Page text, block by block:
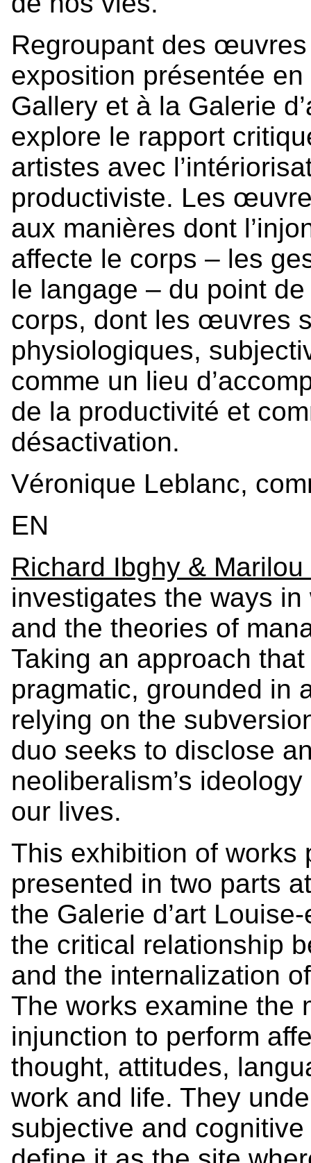
Regroupant des
exposition présentée
Gallery et à la Galerie
explore le rapport
artistes avec
productiviste. Les
aux manières dont
affecte le corps – les
le langage – du point
corps, dont les œuvres
physiologiques,
comme un lieu
de la productivité et
désactivation.
Véronique Leblanc,
EN
Richard Ibghy &
investigates the ways
and the theories of
Taking an approach
pragmatic, grounded in
relying on the
duo seeks to disclose
neoliberalism’s
our lives.
This exhibition of works
presented in two parts
the Galerie d’art
the critical relationship
and the internalization
The works examine the
injunction to perform
thought, attitudes,
work and life. They
subjective and